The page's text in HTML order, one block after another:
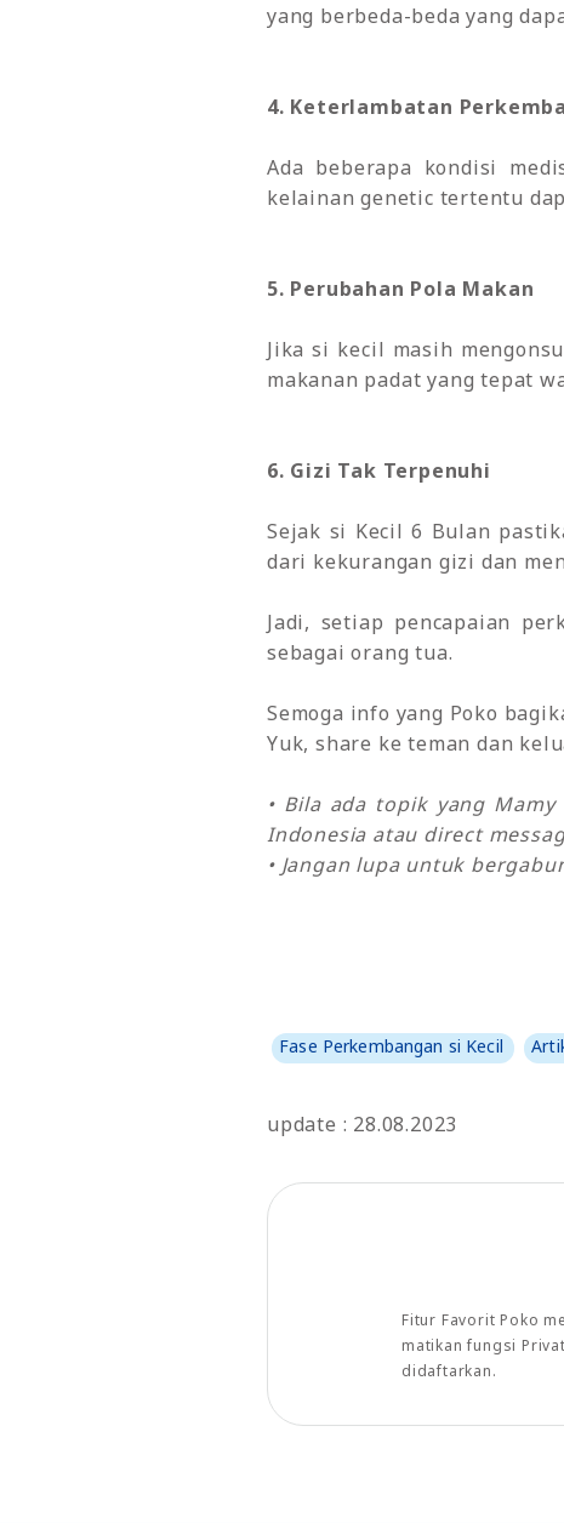
yang berbeda-beda yang
4. Keterlambatan
Ada beberapa kondisi
kelainan genetic tertentu
5. Perubahan Pola Makan
Jika si kecil masih
makanan padat yang tepat
6. Gizi Tak Terpenuhi
Sejak si Kecil 6 Bulan
dari kekurangan gizi dan
Jadi, setiap pencapaian
sebagai orang tua.
Semoga info yang Poko
Yuk, share ke teman dan
• Bila ada topik yang
Indonesia atau direct
• Jangan lupa untuk
Fase Perkembangan si Kecil
update : 28.08.2023
Fitur Favorit Poko
matikan fungsi
didaftarkan.